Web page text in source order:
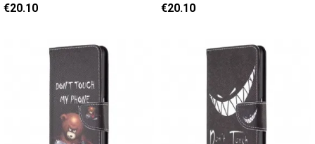
€20.10 €20.10